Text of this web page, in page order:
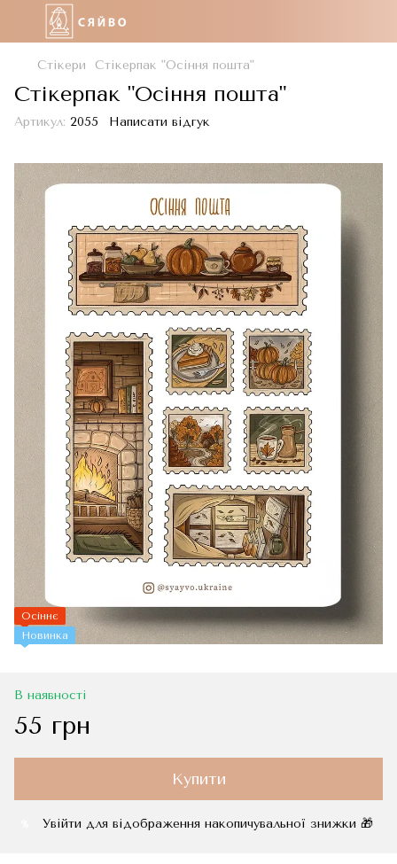
Стікери Стікерпак "Осіння пошта"
Стікерпак "Осіння пошта"
Артикул: 2055 Написати відгук
Осіннє
Новинка
В наявності
55 грн
Купити
Увійти для відображення накопичувальної знижки 🎁